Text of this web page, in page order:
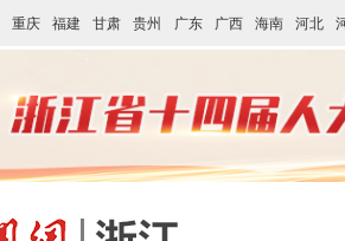
重庆 福建 甘肃 贵州 广东 广西 海南 河北